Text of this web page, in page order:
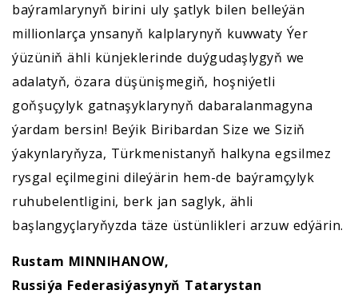
baýramlarynyň birini uly şatlyk bilen belleýän
millionlarça ynsanyň kalplarynyň kuwwaty Ýer
ýüzüniň ähli künjeklerinde duýgudaşlygyň we
adalatyň, özara düşünişmegiň, hoşniýetli
goňşuçylyk gatnaşyklarynyň dabaralanmagyna
ýardam bersin! Beýik Biribardan Size we Siziň
ýakynlaryňyza, Türkmenistanyň halkyna egsilmez
rysgal eçilmegini dileýärin hem-de baýramçylyk
ruhubelentligini, berk jan saglyk, ähli
başlangyçlaryňyzda täze üstünlikleri arzuw edýärin.
Rustam MINNIHANOW,
Russiýa Federasiýasynyň Tatarystan